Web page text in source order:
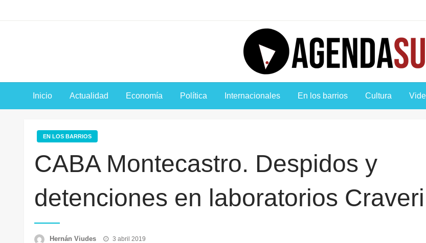
al
Agenda Sur
Inicio Actualidad Economía Política Internacionales En los barrios Cultura
EN LOS BARRIOS
CABA Montecastro. Despidos y
detenciones en laboratorios Craveri
Hernán Viudes
Publicado
3 abril 2019